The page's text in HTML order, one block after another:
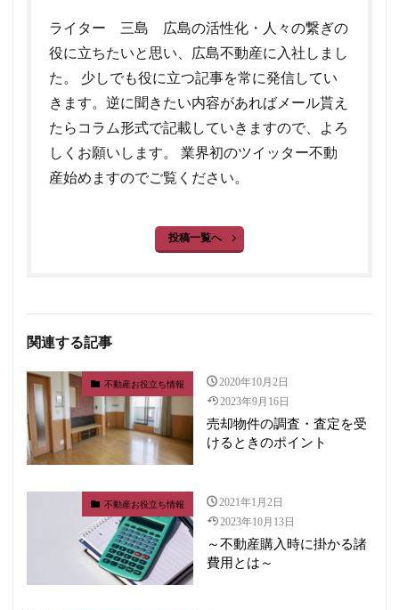
ライター 三島 広島の活性化・人々の繋ぎの
役に立ちたいと思い、広島不動産に入社しまし
た。 少しでも役に立つ記事を常に発信してい
きます。逆に聞きたい内容があればメール貰え
たらコラム形式で記載していきますので、よろ
しくお願いします。 業界初のツイッター不動
産始めますのでご覧ください。
投稿一覧へ
関連する記事
不動産お役立ち情報
2020年10月2日
2023年9月16日
売却物件の調査・査定を受
けるときのポイント
不動産お役立ち情報
2021年1月2日
2023年10月13日
～不動産購入時に掛かる諸
費用とは～